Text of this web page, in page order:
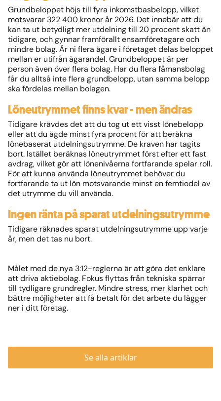
Grundbeloppet höjs till fyra inkomstbasbelopp, vilket
motsvarar 322 400 kronor år 2026. Det innebär att du
kan ta ut betydligt mer utdelning till 20 procent skatt än
tidigare, och gynnar framförallt ensamföretagare och
mindre bolag. Är ni flera ägare i företaget delas beloppet
mellan er utifrån ägarandel. Grundbeloppet är per
person även över flera bolag. Har du flera fåmansbolag
får du alltså inte flera grundbelopp, utan samma belopp
ska fördelas mellan bolagen.
Löneutrymmet finns kvar - men ändras
Tidigare krävdes det att du tog ut ett visst lönebelopp
eller att du ägde minst fyra procent för att beräkna
lönebaserat utdelningsutrymme. De kraven har tagits
bort. Istället beräknas löneutrymmet först efter ett fast
avdrag, vilket gör att lönenivåerna fortfarande spelar roll.
För att kunna använda löneutrymmet behöver du
fortfarande ta ut lön motsvarande minst en femtiodel av
det utrymme du vill använda.
Ingen ränta på sparat utdelningsutrymme
Tidigare räknades sparat utdelningsutrymme upp varje
år, men det tas nu bort.
Målet med de nya 3:12-reglerna är att göra det enklare
att driva aktiebolag. Fokus flyttas från tekniska spärrar
till tydligare grundregler. Mindre stress, mer klarhet och
bättre möjligheter att få betalt för det arbete du lägger
ner i ditt företag.
Se alla artiklar